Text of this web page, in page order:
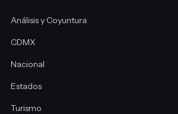
Análisis y Coyuntura
CDMX
Nacional
Estados
Turismo